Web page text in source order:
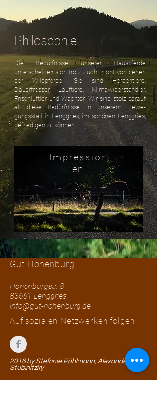
Philosophie
Die Bedürfnisse unserer Hauspferde
unterscheiden sich trotz Zucht nicht von denen
der Wildpferde. Sie sind Herdentiere,
Dauerfresser, Lauftiere, Klimawiderständler,
Frischluftler und Wächter. Wir sind stolz darauf
all diese Bedürfnisse in unserem Bewe-
gungsstall in Lenggries, im schönen Lenggries,
befriedigen zu können.
Jetzt ansehen
Impression
en
Gut Hohenburg
Hohenburgstr. 8
83661 Lenggries
info@gut-hohenburg.de
Auf sozialen Netzwerken folgen
2016 by Stefanie Pöhlmann, Alexander
Stubinitzky